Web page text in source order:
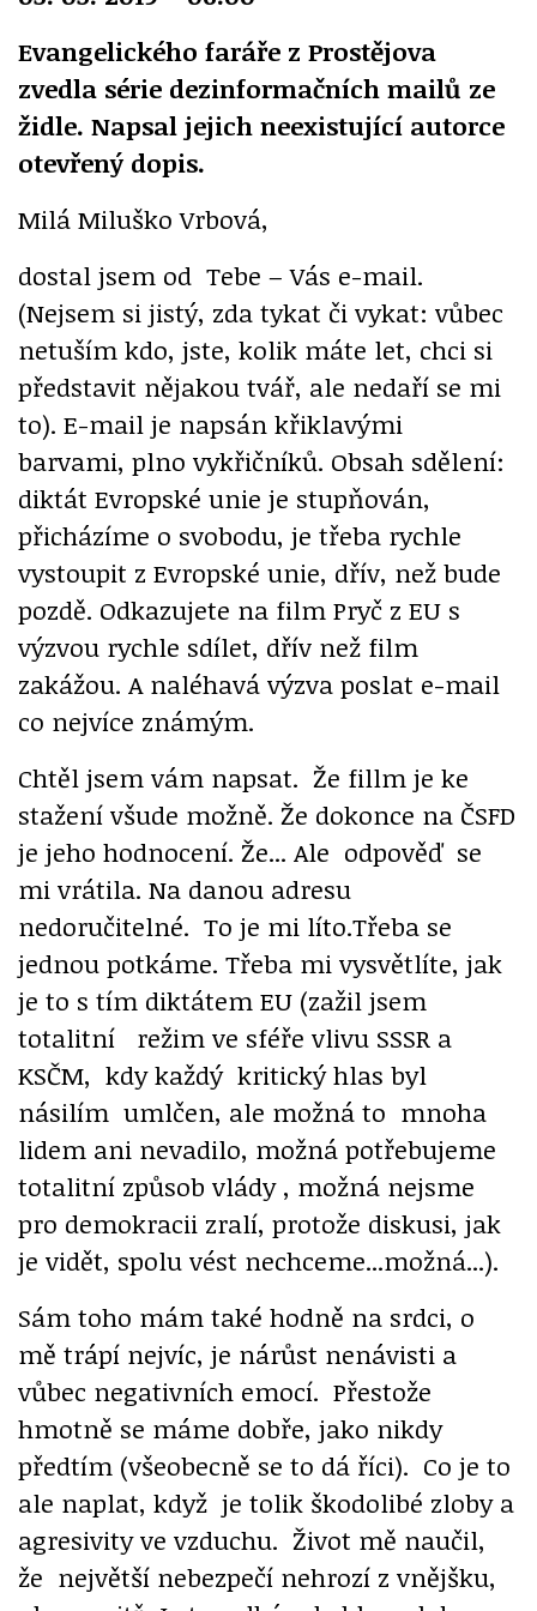
Evangelického faráře z Prostějova
zvedla série dezinformačních mailů ze
židle. Napsal jejich neexistující autorce
otevřený dopis.
Milá Miluško Vrbová,
dostal jsem od Tebe – Vás e-mail.
(Nejsem si jistý, zda tykat či vykat: vůbec
netuším kdo, jste, kolik máte let, chci si
představit nějakou tvář, ale nedaří se mi
to). E-mail je napsán křiklavými
barvami, plno vykřičníků. Obsah sdělení:
diktát Evropské unie je stupňován,
přicházíme o svobodu, je třeba rychle
vystoupit z Evropské unie, dřív, než bude
pozdě. Odkazujete na film Pryč z EU s
výzvou rychle sdílet, dřív než film
zakážou. A naléhavá výzva poslat e-mail
co nejvíce známým.
Chtěl jsem vám napsat. Že fillm je ke
stažení všude možně. Že dokonce na ČSFD
je jeho hodnocení. Že... Ale odpověď se
mi vrátila. Na danou adresu
nedoručitelné. To je mi líto.Třeba se
jednou potkáme. Třeba mi vysvětlíte, jak
je to s tím diktátem EU (zažil jsem
totalitní režim ve sféře vlivu SSSR a
KSČM, kdy každý kritický hlas byl
násilím umlčen, ale možná to mnoha
lidem ani nevadilo, možná potřebujeme
totalitní způsob vlády , možná nejsme
pro demokracii zralí, protože diskusi, jak
je vidět, spolu vést nechceme...možná...).
Sám toho mám také hodně na srdci, o
mě trápí nejvíc, je nárůst nenávisti a
vůbec negativních emocí. Přestože
hmotně se máme dobře, jako nikdy
předtím (všeobecně se to dá říci). Co je to
ale naplat, když je tolik škodolibé zloby a
agresivity ve vzduchu. Život mě naučil,
že největší nebezpečí nehrozí z vnějšku,